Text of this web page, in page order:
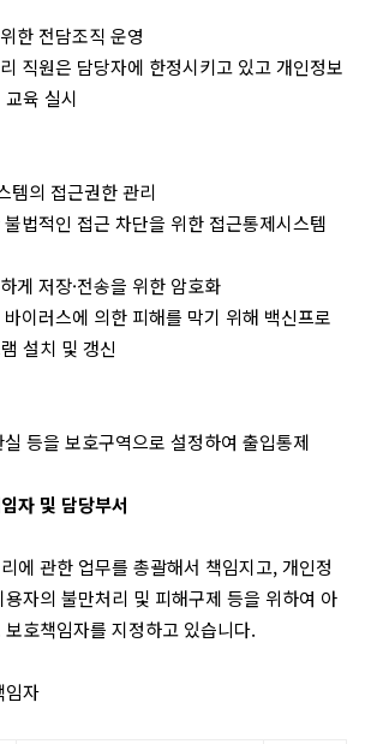
한 전담조직 운영
직원은 담당자에 한정시키고 있고 개인정보
육 실시
템의 접근권한 관리
법적인 접근 차단을 위한 접근통제시스템
게 저장·전송을 위한 암호화
이러스에 의한 피해를 막기 위해 백신프로
설치 및 갱신
등을 보호구역으로 설정하여 출입통제
자 및 담당부서
에 관한 업무를 총괄해서 책임지고, 개인정
자의 불만처리 및 피해구제 등을 위하여 아
호책임자를 지정하고 있습니다.
임자